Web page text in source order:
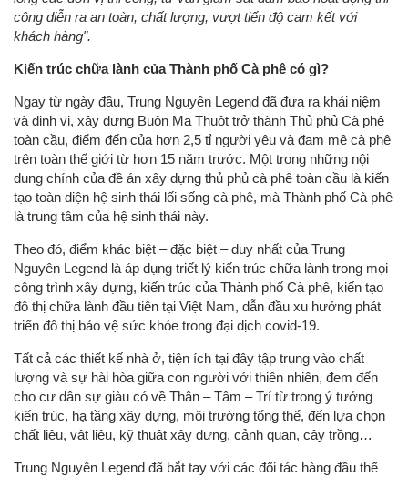
công diễn ra an toàn, chất lượng, vượt tiến độ cam kết với
khách hàng".
Kiến trúc chữa lành của Thành phố Cà phê có gì?
Ngay từ ngày đầu, Trung Nguyên Legend đã đưa ra khái niệm
và định vị, xây dựng Buôn Ma Thuột trở thành Thủ phủ Cà phê
toàn cầu, điểm đến của hơn 2,5 tỉ người yêu và đam mê cà phê
trên toàn thế giới từ hơn 15 năm trước. Một trong những nội
dung chính của đề án xây dựng thủ phủ cà phê toàn cầu là kiến
tạo toàn diện hệ sinh thái lối sống cà phê, mà Thành phố Cà phê
là trung tâm của hệ sinh thái này.
Theo đó, điểm khác biệt – đặc biệt – duy nhất của Trung
Nguyên Legend là áp dụng triết lý kiến trúc chữa lành trong mọi
công trình xây dựng, kiến trúc của Thành phố Cà phê, kiến tạo
đô thị chữa lành đầu tiên tại Việt Nam, dẫn đầu xu hướng phát
triển đô thị bảo vệ sức khỏe trong đại dịch covid-19.
Tất cả các thiết kế nhà ở, tiện ích tại đây tập trung vào chất
lượng và sự hài hòa giữa con người với thiên nhiên, đem đến
cho cư dân sự giàu có về Thân – Tâm – Trí từ trong ý tưởng
kiến trúc, hạ tầng xây dựng, môi trường tổng thể, đến lựa chọn
chất liệu, vật liệu, kỹ thuật xây dựng, cảnh quan, cây trồng…
Trung Nguyên Legend đã bắt tay với các đối tác hàng đầu thế